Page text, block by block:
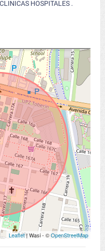
HOSPITALES .
Leaflet| Wasi - ©OpenStreetMap